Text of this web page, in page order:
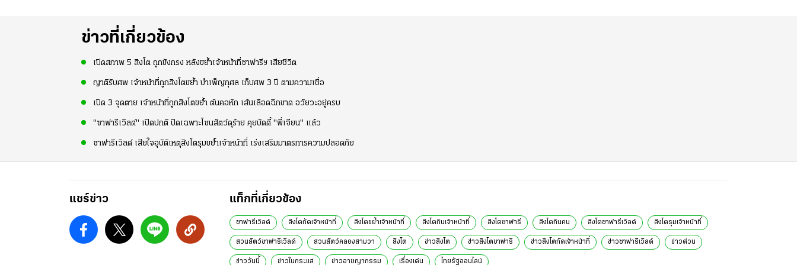
ข่าวที่เกี่ยวข้อง
เปิดสภาพ 5 สิงโต ถูกขังกรง หลังขย้ำเจ้าหน้าที่ซาฟารีฯ เสียชีวิต
ญาติรับศพ เจ้าหน้าที่ถูกสิงโตขย้ำ บำเพ็ญกุศล เก็บศพ 3 ปี ตามความเชื่อ
เปิด 3 จุดตาย เจ้าหน้าที่ถูกสิงโตขย้ำ ต้นคอหัก เส้นเลือดฉีกขาด อวัยวะอยู่ครบ
"ซาฟารีเวิลด์" เปิดปกติ ปิดเฉพาะโซนสัตว์ดุร้าย คุยบัดดี้ "พี่เจียน" แล้ว
ซาฟารีเวิลด์ เสียใจอุบัติเหตุสิงโตรุมขย้ำเจ้าหน้าที่ เร่งเสริมมาตรการความปลอดภัย
แชร์ข่าว แท็กที่เกี่ยวข้อง
ซาฟารีเวิลด์ สิงโตกัดเจ้าหน้าที่ สิงโตขย้ำเจ้าหน้าที่ สิงโตกินเจ้าหน้าที่ สิงโตซาฟารี สิงโตกินคน สิงโตซาฟารีเวิลด์ สิงโตรุมเจ้าหน้าที่
สวนสัตว์ซาฟารีเวิลด์ สวนสัตว์คลองสามวา สิงโต ข่าวสิงโต ข่าวสิงโตซาฟารี ข่าวสิงโตกัดเจ้าหน้าที่ ข่าวซาฟารีเวิลด์ ข่าวด่วน
ข่าววันนี้ ข่าวในกระแส ข่าวอาชญากรรม เรื่องเด่น ไทยรัฐออนไลน์